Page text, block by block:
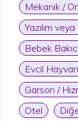
Mekanik /
Yazılım
Bebek
Evcil Hayvan
Garson /
Otel